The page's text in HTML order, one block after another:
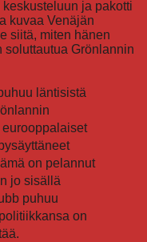
ja pakotti
kuvaa Venäjän
siitä, miten hänen
Grönlannin
läntisistä
on pelannut
jo sisällä
puhuu
on